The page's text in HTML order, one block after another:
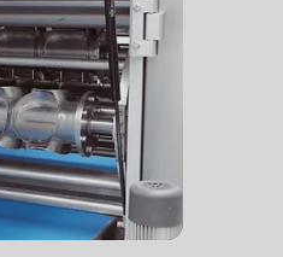
src/ContactService.php